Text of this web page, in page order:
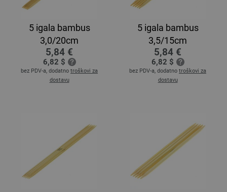
5 igala bambus
3,0/20cm
5,84 €
6,82 $
bez PDV-a, dodatno troškovi za
dostavu
5 igala bambus
3,5/15cm
5,84 €
6,82 $
bez PDV-a, dodatno troškovi za
dostavu